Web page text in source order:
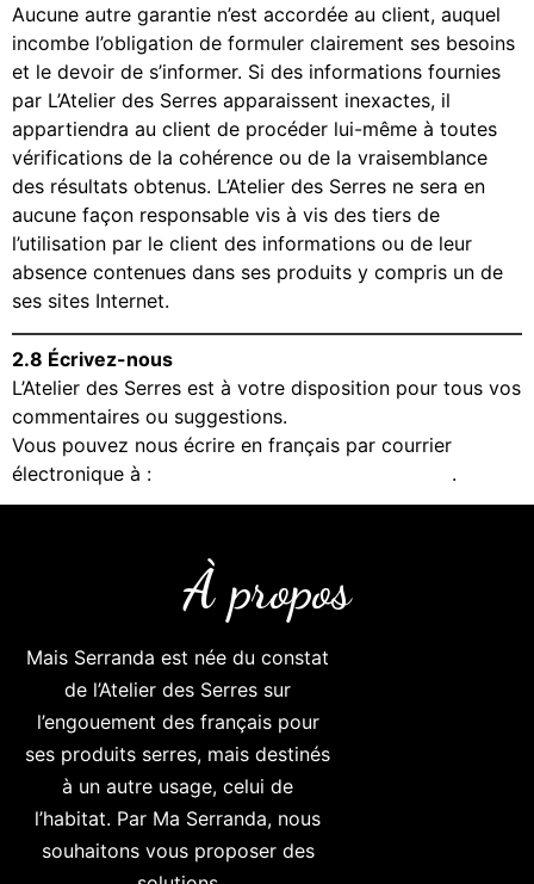
Aucune autre garantie n’est accordée au client, auquel
incombe l’obligation de formuler clairement ses besoins
et le devoir de s’informer. Si des informations fournies
par L’Atelier des Serres apparaissent inexactes, il
appartiendra au client de procéder lui-même à toutes
vérifications de la cohérence ou de la vraisemblance
des résultats obtenus. L’Atelier des Serres ne sera en
aucune façon responsable vis à vis des tiers de
l’utilisation par le client des informations ou de leur
absence contenues dans ses produits y compris un de
ses sites Internet.
2.8 Écrivez-nous
L’Atelier des Serres est à votre disposition pour tous vos
commentaires ou suggestions.
Vous pouvez nous écrire en français par courrier
électronique à :
.
À propos
Mais Serranda est née du constat
de l’Atelier des Serres sur
l’engouement des français pour
ses produits serres, mais destinés
à un autre usage, celui de
l’habitat. Par Ma Serranda, nous
souhaitons vous proposer des